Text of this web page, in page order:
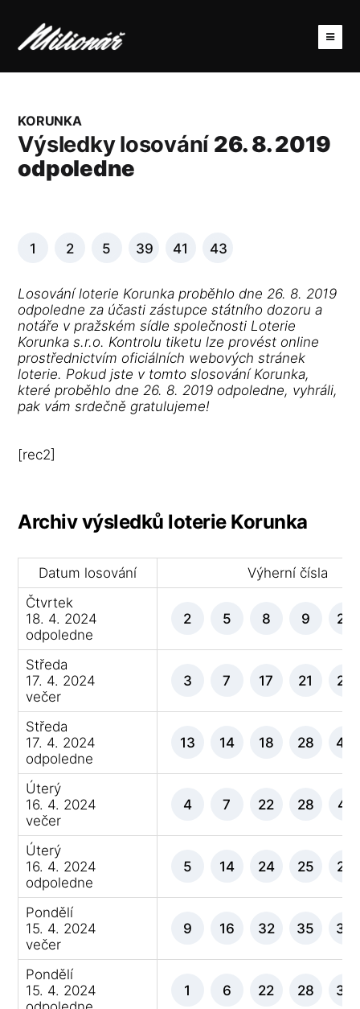
KORUNKA
Výsledky losování 26. 8. 2019
odpoledne
1 2 5 39 41 43
Losování loterie Korunka proběhlo dne 26. 8. 2019
odpoledne za účasti zástupce státního dozoru a
notáře v pražském sídle společnosti Loterie
Korunka s.r.o. Kontrolu tiketu lze provést online
prostřednictvím oficiálních webových stránek
loterie. Pokud jste v tomto slosování Korunka,
které proběhlo dne 26. 8. 2019 odpoledne, vyhráli,
pak vám srdečně gratulujeme!
[rec2]
Archiv výsledků loterie Korunka
Datum losování
Výherní čísla
Čtvrtek
18. 4. 2024
odpoledne
2 5 8 9 29
Středa
17. 4. 2024
večer
3 7 17 21 27
Středa
17. 4. 2024
odpoledne
13 14 18 28 44
Úterý
16. 4. 2024
večer
4 7 22 28 41
Úterý
16. 4. 2024
odpoledne
5 14 24 25 28
Pondělí
15. 4. 2024
večer
9 16 32 35 36
Pondělí
15. 4. 2024
1 6 22 28 33